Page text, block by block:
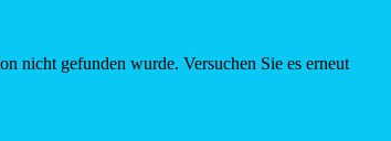
nicht gefunden wurde. Versuchen Sie es erneut